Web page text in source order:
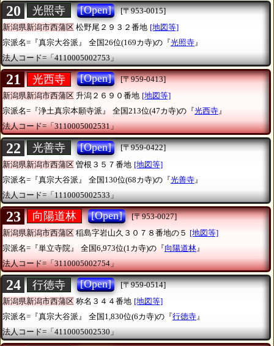
20 光照寺 [Open]
[〒953-0015]
新潟県新潟市西蒲区 松野尾２９３２番地 [地図等]
宗派名=『真宗大谷派』
全国26位(169カ寺)の『光照寺 』
法人コード=「4110005002753」
21 光西寺 [Open]
[〒959-0413]
新潟県新潟市西蒲区 升潟２６９０番地 [地図等]
宗派名=『浄土真宗本願寺派』
全国213位(47カ寺)の『光西寺』
法人コード=「3110005002531」
22 光善寺 [Open]
[〒959-0422]
新潟県新潟市西蒲区 曽根３５７番地 [地図等]
宗派名=『真宗大谷派』
全国130位(68カ寺)の『光善寺 』
法人コード=「1110005002533」
23 向陽道林 [Open]
[〒953-0027]
新潟県新潟市西蒲区 稲島字岩山久３０７８番地の５ [地図等]
宗派名=『単立寺院』
全国6,973位(1カ寺)の『向陽道林 』
法人コード=「3110005002754」
24 行徳寺 [Open]
[〒959-0514]
新潟県新潟市西蒲区 称名３４４番地 [地図等]
宗派名=『真宗大谷派』
全国1,830位(6カ寺)の『行徳寺』
法人コード=「4110005002530」